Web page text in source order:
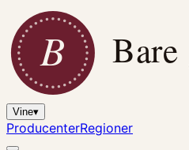
B
Vine▾
ProducenterRegioner